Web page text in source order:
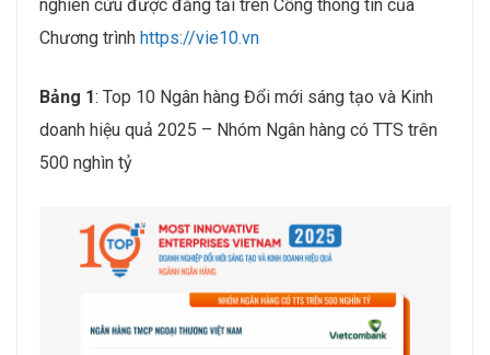
nghiên cứu được đăng tải trên Cổng thông tin của
Chương trình https://vie10.vn
Bảng 1: Top 10 Ngân hàng Đổi mới sáng tạo và Kinh
doanh hiệu quả 2025 – Nhóm Ngân hàng có TTS trên
500 nghìn tỷ